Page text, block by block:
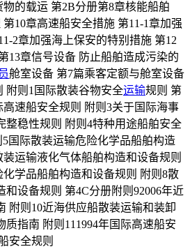
的载运 第2B分册第8章核能船舶
10章高速船安全措施 第11-1章加强
2章加强海上保安的特别措施 第12
13章信号设备 防止船舶造成污染的
舱室设备 第7篇乘客定额与舱室设备
附则1国际散装谷物安全运输规则 第
高速船安全规则 附则3关于国际海事
整稳性规则 附则4特种用途船舶安全
国际散装运输危险化学品船舶构造
运输液化气体船舶构造和设备规则
化学品船舶构造和设备规则 附则8散
设备规则 第4C分册附则92006年近
附则10近海供应船散装运输和装卸
指南 附则111994年国际高速船安
安全规则